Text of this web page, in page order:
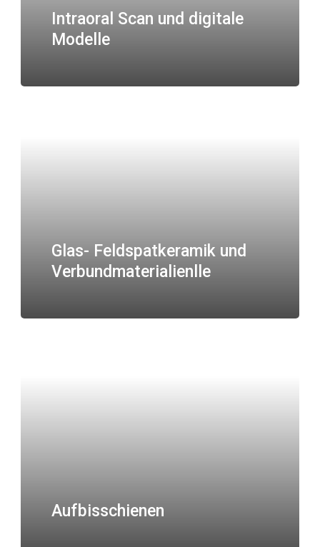
Intraoral Scan und digitale
Modelle
Glas- Feldspatkeramik und
Verbundmaterialienlle
Aufbisschienen